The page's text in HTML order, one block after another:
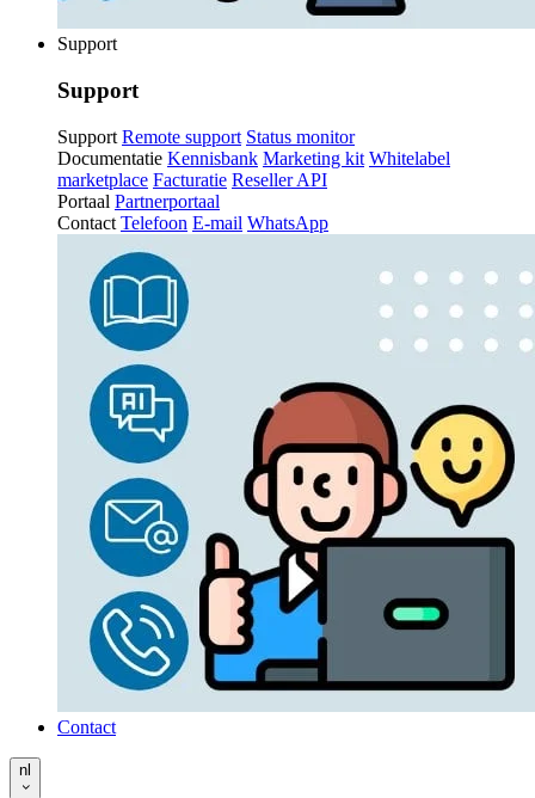
Support
Support
Support Remote support Status monitor
Documentatie Kennisbank Marketing kit Whitelabel
marketplace Facturatie Reseller API
Portaal Partnerportaal
Contact Telefoon E-mail WhatsApp
Contact
nl